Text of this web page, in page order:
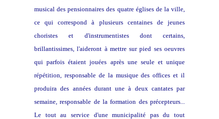
musical des pensionnaires des quatre églises de la ville,
ce qui correspond à plusieurs centaines de jeunes
choristes et d'instrumentistes dont certains,
brillantissimes, l'aideront à mettre sur pied ses oeuvres
qui parfois étaient jouées après une seule et unique
répétition, responsable de la musique des offices et il
produira des années durant une à deux cantates par
semaine, responsable de la formation des précepteurs...
Le tout au service d'une municipalité pas du tout